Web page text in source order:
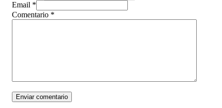
Email *
Comentario *